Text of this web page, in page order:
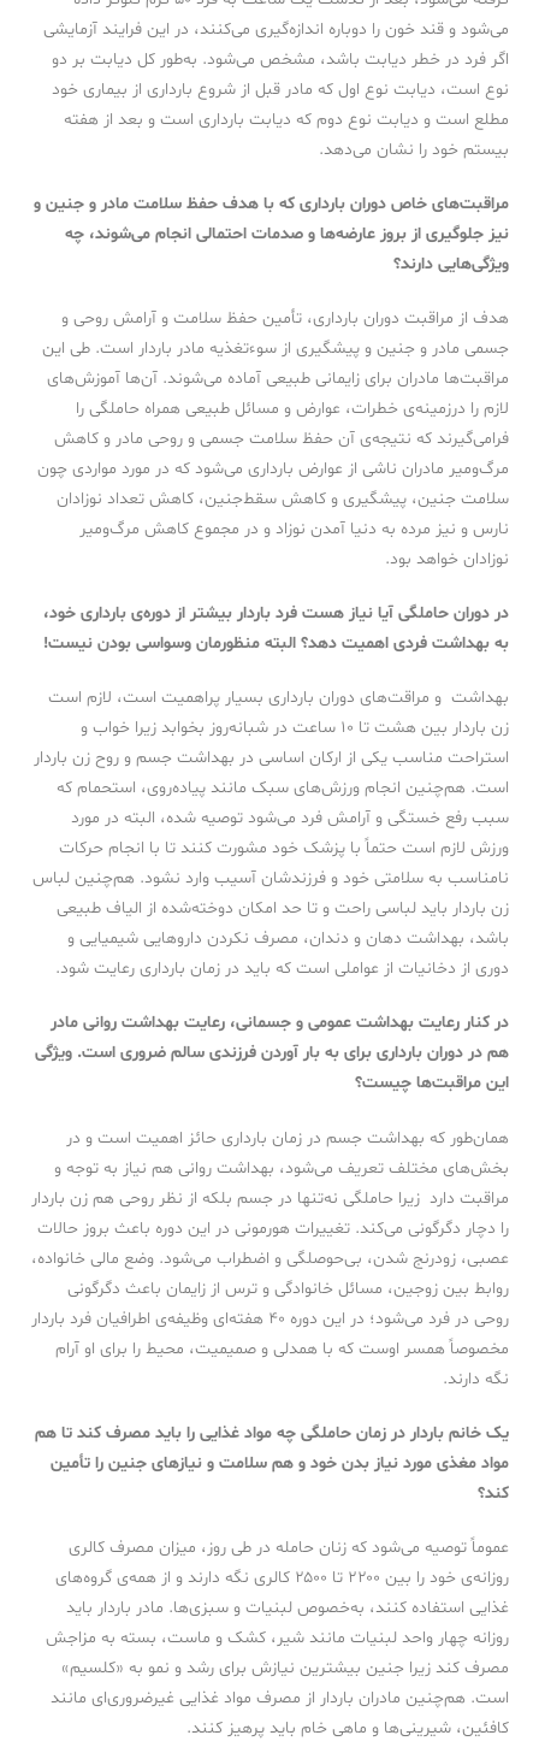
می‌شود و قند خون را دوباره اندازه‌گیری می‌کنند، در این فرایند آزمایشی
اگر فرد در خطر دیابت باشد، مشخص می‌شود. به‌طور کل دیابت بر دو
نوع است، دیابت نوع اول که مادر قبل از شروع بارداری از بیماری خود
مطلع است و دیابت نوع دوم که دیابت بارداری است و بعد از هفته
بیستم خود را نشان می‌دهد.
مراقبت‌های خاص دوران بارداری که با هدف حفظ سلامت مادر و جنین و
نیز جلوگیری از بروز عارضه‌ها و صدمات احتمالی انجام می‌شوند، چه
ویژگی‌هایی دارند؟
هدف از مراقبت دوران بارداری، تأمین حفظ سلامت و آرامش روحی و
جسمی مادر و جنین و پیشگیری از سوءتغذیه مادر باردار است. طی این
مراقبت‌ها مادران برای زایمانی طبیعی آماده می‌شوند. آن‌ها آموزش‌های
لازم را درزمینه‌ی خطرات، عوارض و مسائل طبیعی همراه حاملگی را
فرامی‌گیرند که نتیجه‌ی آن حفظ سلامت جسمی و روحی مادر و کاهش
مرگ‌ومیر مادران ناشی از عوارض بارداری می‌شود که در مورد مواردی چون
سلامت جنین، پیشگیری و کاهش سقط‌جنین، کاهش تعداد نوزادان
نارس و نیز مرده به دنیا آمدن نوزاد و در مجموع کاهش مرگ‌ومیر
نوزادان خواهد بود.
در دوران حاملگی آیا نیاز هست فرد باردار بیشتر از دوره‌ی بارداری خود،
به بهداشت فردی اهمیت دهد؟ البته منظورمان وسواسی بودن نیست!
بهداشت و مراقت‌های دوران بارداری بسیار پراهمیت است، لازم است
زن باردار بین هشت تا ۱۰ ساعت در شبانه‌روز بخوابد زیرا خواب و
استراحت مناسب یکی از ارکان اساسی در بهداشت جسم و روح زن باردار
است. هم‌چنین انجام ورزش‌های سبک مانند پیاده‌روی، استحمام که
سبب رفع خستگی و آرامش فرد می‌شود توصیه شده، البته در مورد
ورزش لازم است حتماً با پزشک خود مشورت کنند تا با انجام حرکات
نامناسب به سلامتی خود و فرزندشان آسیب وارد نشود. هم‌چنین لباس
زن باردار باید لباسی راحت و تا حد امکان دوخته‌شده از الیاف طبیعی
باشد، بهداشت دهان و دندان، مصرف نکردن داروهایی شیمیایی و
دوری از دخانیات از عواملی است که باید در زمان بارداری رعایت شود.
در کنار رعایت بهداشت عمومی و جسمانی، رعایت بهداشت روانی مادر
هم در دوران بارداری برای به بار آوردن فرزندی سالم ضروری است. ویژگی
این مراقبت‌ها چیست؟
همان‌طور که بهداشت جسم در زمان بارداری حائز اهمیت است و در
بخش‌های مختلف تعریف می‌شود، بهداشت روانی هم نیاز به توجه و
مراقبت دارد زیرا حاملگی نه‌تنها در جسم بلکه از نظر روحی هم زن باردار
را دچار دگرگونی می‌کند. تغییرات هورمونی در این دوره باعث بروز حالات
عصبی، زودرنج شدن، بی‌حوصلگی و اضطراب می‌شود. وضع مالی خانواده،
روابط بین زوجین، مسائل خانوادگی و ترس از زایمان باعث دگرگونی
روحی در فرد می‌شود؛ در این دوره ۴۰ هفته‌ای وظیفه‌ی اطرافیان فرد باردار
مخصوصاً همسر اوست که با همدلی و صمیمیت، محیط را برای او آرام
نگه دارند.
یک خانم باردار در زمان حاملگی چه مواد غذایی را باید مصرف کند تا هم
مواد مغذی مورد نیاز بدن خود و هم سلامت و نیازهای جنین را تأمین
کند؟
عموماً توصیه می‌شود که زنان حامله در طی روز، میزان مصرف کالری
روزانه‌ی خود را بین ۲۲۰۰ تا ۲۵۰۰ کالری نگه ‌دارند و از همه‌ی گروه‌های
غذایی استفاده کنند، به‌خصوص لبنیات و سبزی‌ها. مادر باردار باید
روزانه چهار واحد لبنیات مانند شیر، کشک و ماست، بسته به مزاجش
مصرف کند زیرا جنین بیشترین نیازش برای رشد و نمو به «کلسیم»
است. هم‌چنین مادران باردار از مصرف مواد غذایی غیرضروری‌ای مانند
کافئین، شیرینی‌ها و ماهی خام باید پرهیز کنند.